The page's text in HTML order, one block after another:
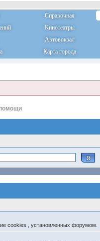
Справочная
Кинотеатры
Автовокзал
Карта города
cookies , установленных форумом.